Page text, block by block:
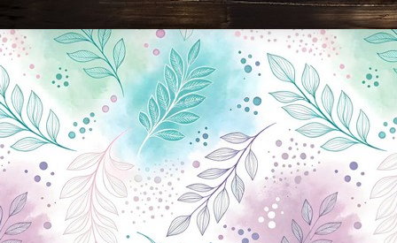
Новини Чернігова, Чернігівські новини, Чернігівський формат, новини Чернігова, події в Чернігові: політика, економіка, аналітика, культура, відеоновини, екологія, спортивний Чернігів, туризм, Чернігів